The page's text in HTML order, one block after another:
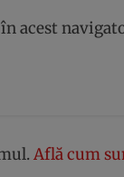
acest
Află cum